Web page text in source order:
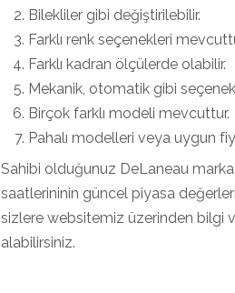
Bilekliler gibi değiştirilebilir.
Farklı renk seçenekleri
Farklı kadran ölçülerde olabilir.
Mekanik, otomatik gibi
Birçok farklı modeli mevcuttur.
Pahalı modelleri veya uygun
Sahibi olduğunuz DeLaneau
saatlerininin güncel piyasa
sizlere websitemiz üzerinden bilgi
alabilirsiniz.